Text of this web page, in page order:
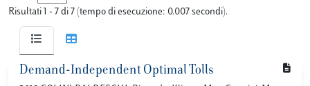
Risultati 1 - 7 di 7 (tempo di esecuzione: 0.007 secondi).
Demand-Independent Optimal Tolls